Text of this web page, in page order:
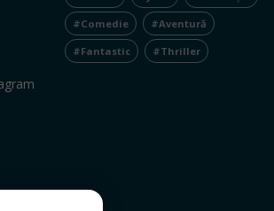
#Comedie #Aventură
#Fantastic #Thriller